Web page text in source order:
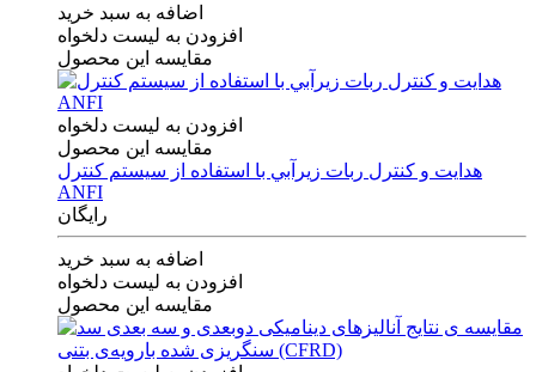
اضافه به سبد خرید
افزودن به لیست دلخواه
مقایسه این محصول
افزودن به لیست دلخواه
مقایسه این محصول
هدايت و كنترل ربات زيرآبي با استفاده از سيستم كنترل
ANFI
رایگان
اضافه به سبد خرید
افزودن به لیست دلخواه
مقایسه این محصول